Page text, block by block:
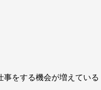
をする機会が増えている